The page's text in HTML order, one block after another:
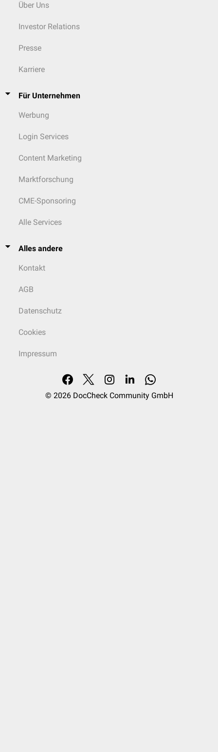
Über Uns
Investor Relations
Presse
Karriere
Für Unternehmen
Werbung
Login Services
Content Marketing
Marktforschung
CME-Sponsoring
Alle Services
Alles andere
Kontakt
AGB
Datenschutz
Cookies
Impressum
© 2026 DocCheck Community GmbH